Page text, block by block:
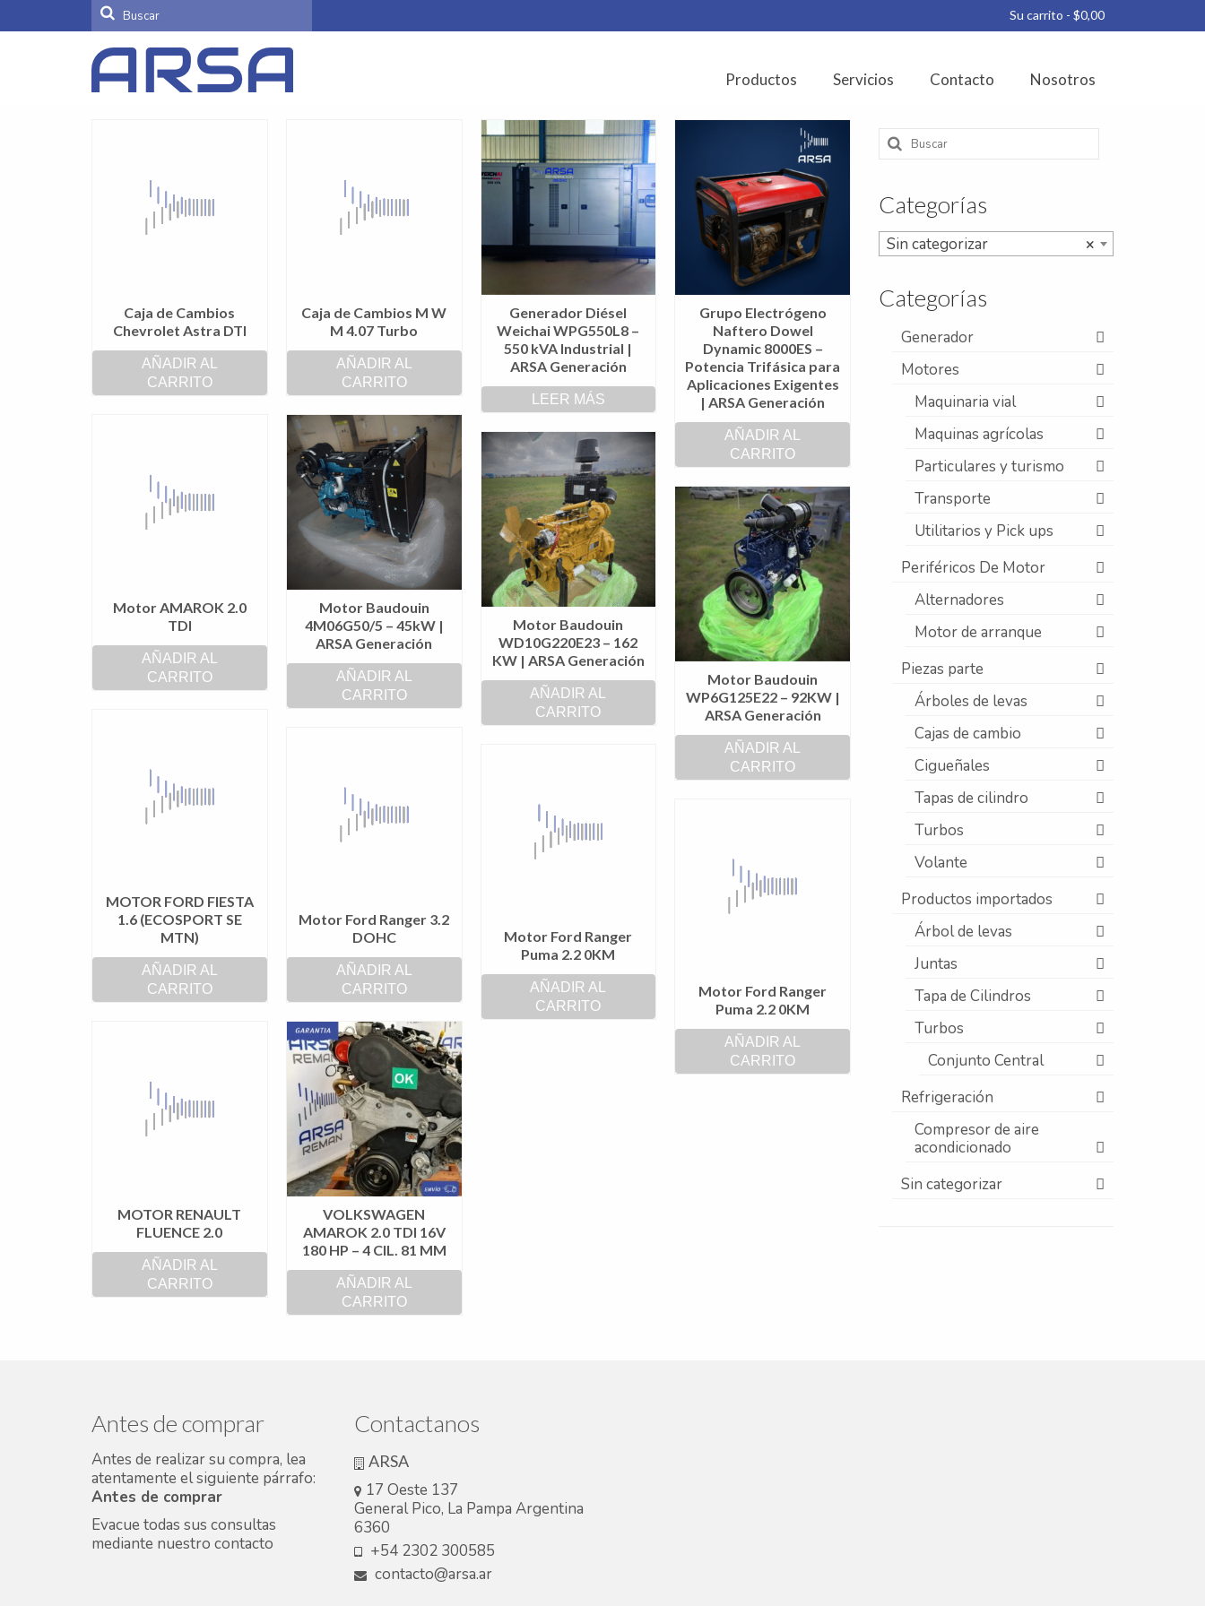
Su carrito - $0,00
Buscar
por:
Productos Servicios Contacto Nosotros
Caja de Cambios
Chevrolet Astra DTI
AÑADIR AL
CARRITO
Caja de Cambios M W
M 4.07 Turbo
AÑADIR AL
CARRITO
Generador Diésel
Weichai WPG550L8 –
550 kVA Industrial |
ARSA Generación
LEER MÁS
Grupo Electrógeno
Naftero Dowel
Dynamic 8000ES –
Potencia Trifásica para
Aplicaciones Exigentes
| ARSA Generación
AÑADIR AL
CARRITO
Motor AMAROK 2.0
TDI
AÑADIR AL
CARRITO
Motor Baudouin
4M06G50/5 – 45kW |
ARSA Generación
AÑADIR AL
CARRITO
Motor Baudouin
WD10G220E23 – 162
KW | ARSA Generación
AÑADIR AL
CARRITO
Motor Baudouin
WP6G125E22 – 92KW |
ARSA Generación
AÑADIR AL
CARRITO
MOTOR FORD FIESTA
1.6 (ECOSPORT SE
MTN)
AÑADIR AL
CARRITO
Motor Ford Ranger 3.2
DOHC
AÑADIR AL
CARRITO
Motor Ford Ranger
Puma 2.2 0KM
AÑADIR AL
CARRITO
Motor Ford Ranger
Puma 2.2 0KM
AÑADIR AL
CARRITO
MOTOR RENAULT
FLUENCE 2.0
AÑADIR AL
CARRITO
VOLKSWAGEN
AMAROK 2.0 TDI 16V
180 HP – 4 CIL. 81 MM
AÑADIR AL
CARRITO
Buscar
por:
Categorías
×
Sin categorizar
Categorías
Generador
Motores
Maquinaria vial
Maquinas agrícolas
Particulares y turismo
Transporte
Utilitarios y Pick ups
Periféricos De Motor
Alternadores
Motor de arranque
Piezas parte
Árboles de levas
Cajas de cambio
Cigueñales
Tapas de cilindro
Turbos
Volante
Productos importados
Árbol de levas
Juntas
Tapa de Cilindros
Turbos
Conjunto Central
Refrigeración
Compresor de aire
acondicionado
Sin categorizar
Antes de comprar
Antes de realizar su compra, lea
atentamente el siguiente párrafo:
Antes de comprar
Evacue todas sus consultas
mediante nuestro contacto
Contactanos
ARSA
17 Oeste 137
General Pico, La Pampa Argentina
6360
+54 2302 300585
contacto@arsa.ar